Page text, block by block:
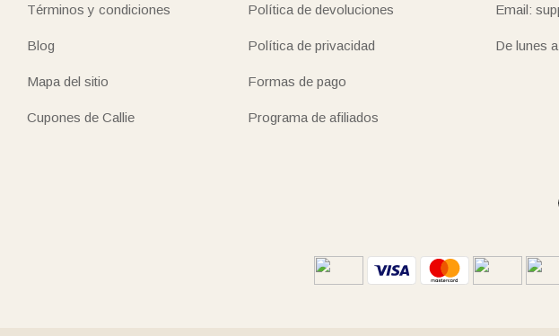
Términos y condiciones
Blog
Mapa del sitio
Cupones de Callie
Política de devoluciones
Política de privacidad
Formas de pago
Programa de afiliados
Email:
De lunes